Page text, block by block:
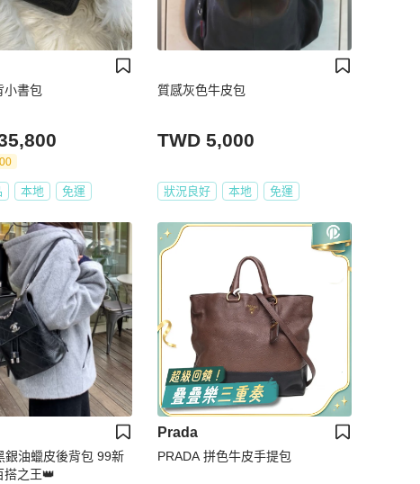
小書包
本地 免運
質感灰色牛皮包
TWD 5,000
狀況良好 本地 免運
銀油蠟皮後背包 99新
搭之王👑
Prada
PRADA 拼色牛皮手提包